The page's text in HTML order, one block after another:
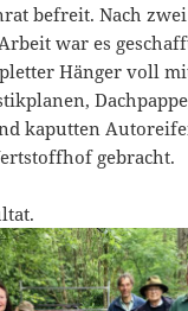
befreit. Nach
war es
Hänger voll
kaputten
gebracht.